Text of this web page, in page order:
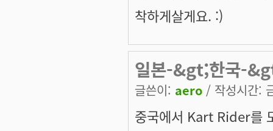
착하게살게요. :)
일본-&gt;한국-
글쓴이: aero / 작성시간:
중국에서 Kart Rider를